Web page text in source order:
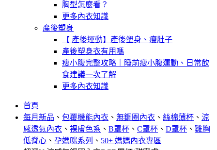
胸型怎麼看？
更多內衣知識
產後塑身
【 產後運動】產後塑身、瘦肚子
產後塑身衣有用嗎
瘦小腹完整攻略｜睡前瘦小腹運動、日常飲
食建議一次了解
更多內衣知識
首頁
每月新品 、 包覆機能內衣 、 無鋼圈內衣 、 絲棉薄杯 、 涼
感透氣內衣 、 裸膚色系 、 B罩杯 、 C罩杯 、 D罩杯 、 雞胸
低脊心 、 孕媽咪系列 、 50+ 媽媽內衣專區